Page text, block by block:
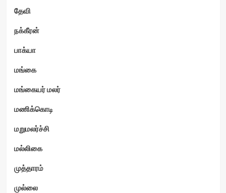
தேவி
நக்கீரன்
பாக்யா
மங்கை
மங்கையர் மலர்
மணிக்கொடி
மறுமலர்ச்சி
மல்லிகை
முத்தாரம்
முல்லை